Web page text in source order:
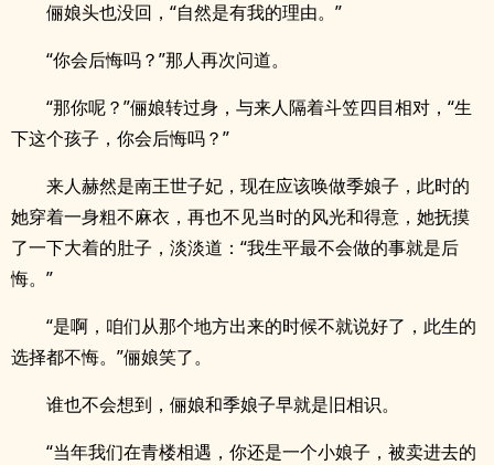
俪娘头也没回，“自然是有我的理由。”
“你会后悔吗？”那人再次问道。
“那你呢？”俪娘转过身，与来人隔着斗笠四目相对，“生
下这个孩子，你会后悔吗？”
来人赫然是南王世子妃，现在应该唤做季娘子，此时的
她穿着一身粗不麻衣，再也不见当时的风光和得意，她抚摸
了一下大着的肚子，淡淡道：“我生平最不会做的事就是后
悔。”
“是啊，咱们从那个地方出来的时候不就说好了，此生的
选择都不悔。”俪娘笑了。
谁也不会想到，俪娘和季娘子早就是旧相识。
“当年我们在青楼相遇，你还是一个小娘子，被卖进去的